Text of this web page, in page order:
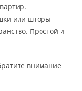
или шторы
Простой и
внимание